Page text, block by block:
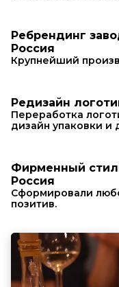
Ребрендинг
Россия
Крупнейший
Редизайн
Переработка
дизайн упаковки и
Фирменный
Россия
Сформировали
позитив.